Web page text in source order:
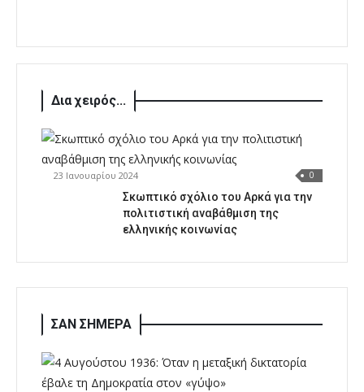
Δια χειρός...
23 Ιανουαρίου 2024 0
Σκωπτικό σχόλιο του Αρκά για την
πολιτιστική αναβάθμιση της
ελληνικής κοινωνίας
ΣΑΝ ΣΗΜΕΡΑ